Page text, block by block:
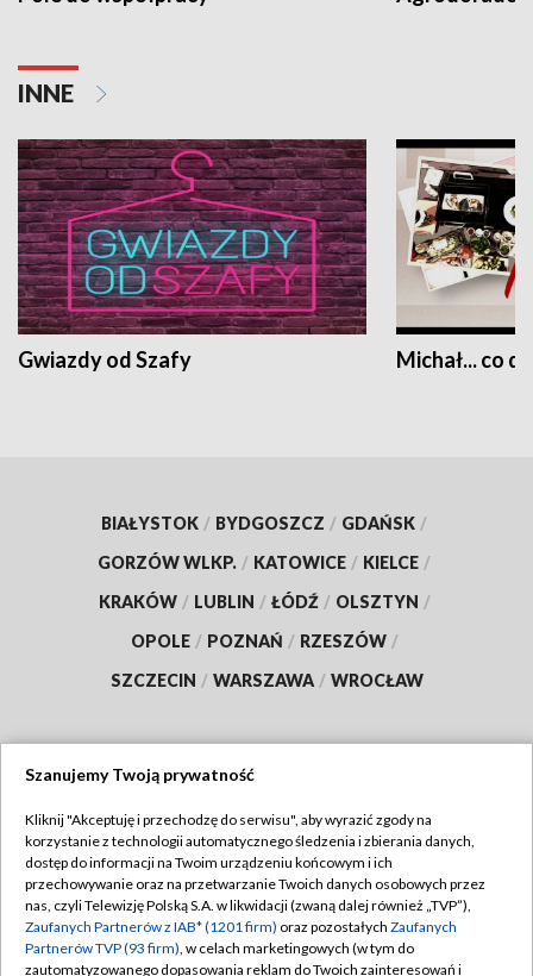
INNE
Gwiazdy od Szafy Michał... co
BIAŁYSTOK / BYDGOSZCZ / GDAŃSK /
GORZÓW WLKP. / KATOWICE / KIELCE /
KRAKÓW / LUBLIN / ŁÓDŹ / OLSZTYN /
OPOLE / POZNAŃ / RZESZÓW /
SZCZECIN / WARSZAWA / WROCŁAW
TVP
Abonament TVP
Emisja w TVP
Centrum informacji TVP
Regulamin TVP
Polityka prywatności
Moje zgody
Szanujemy Twoją prywatność
Kliknij "Akceptuję i przechodzę do serwisu", aby wyrazić zgody na
korzystanie z technologii automatycznego śledzenia i zbierania danych,
dostęp do informacji na Twoim urządzeniu końcowym i ich
przechowywanie oraz na przetwarzanie Twoich danych osobowych przez
nas, czyli Telewizję Polską S.A. w likwidacji (zwaną dalej również „TVP”),
Zaufanych Partnerów z IAB* (1201 firm) oraz pozostałych Zaufanych
Partnerów TVP (93 firm), w celach marketingowych (w tym do
zautomatyzowanego dopasowania reklam do Twoich zainteresowań i